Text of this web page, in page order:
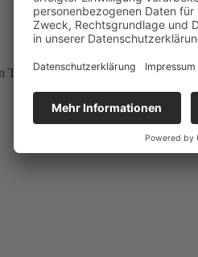
GmbH. Alle Rechte vorbehalten.